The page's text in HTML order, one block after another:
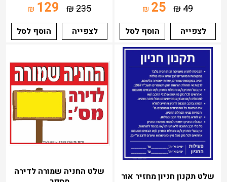
49
₪
25
₪
לצפייה
הוסף לסל
235
₪
129
₪
לצפייה
הוסף לסל
שלט תקנון חניון מחזיר אור
שלט החניה שמורה לדירה